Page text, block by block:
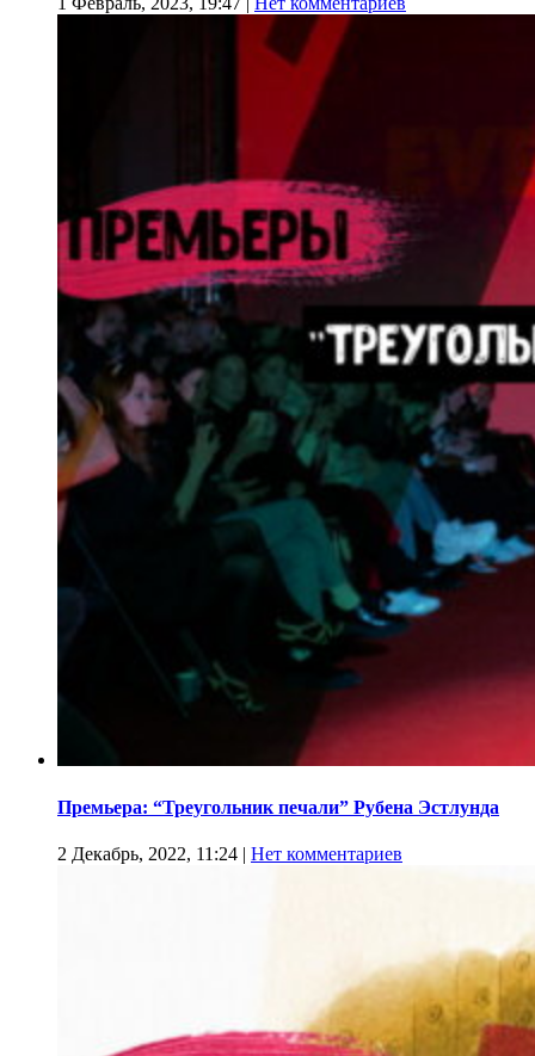
Премьера: “Треугольник печали” Рубена Эстлунда
2 Декабрь, 2022, 11:24 | Нет комментариев